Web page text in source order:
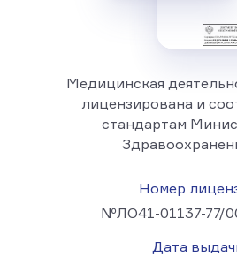
Медицинская
лицензирована и
стандартам
Номер
№ЛО41-01137-77/
Дата